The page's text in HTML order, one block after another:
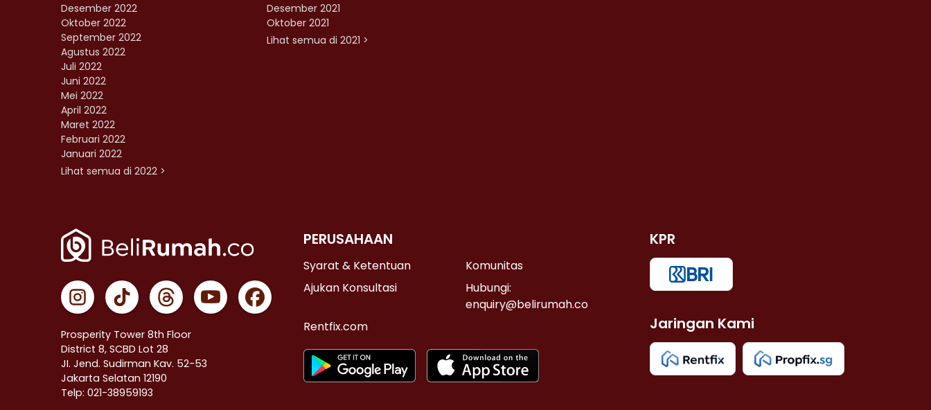
Desember 2022
Oktober 2022
September 2022
Agustus 2022
Juli 2022
Juni 2022
Mei 2022
April 2022
Maret 2022
Februari 2022
Januari 2022
Lihat semua di 2022 >
Desember 2021
Oktober 2021
Lihat semua di 2021 >
Prosperity Tower 8th Floor
District 8, SCBD Lot 28
JI. Jend. Sudirman Kav. 52-53
Jakarta Selatan 12190
Telp: 021-38959193
PERUSAHAAN
Syarat & Ketentuan
Komunitas
Ajukan Konsultasi
Hubungi:
enquiry@belirumah.co
Rentfix.com
KPR
Jaringan Kami